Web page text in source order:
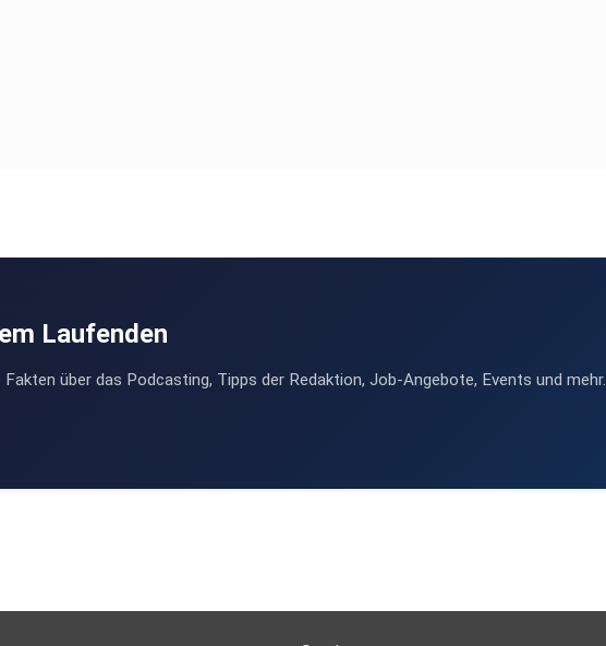
Laufenden
über das Podcasting, Tipps der Redaktion, Job-Angebote, Events und mehr.